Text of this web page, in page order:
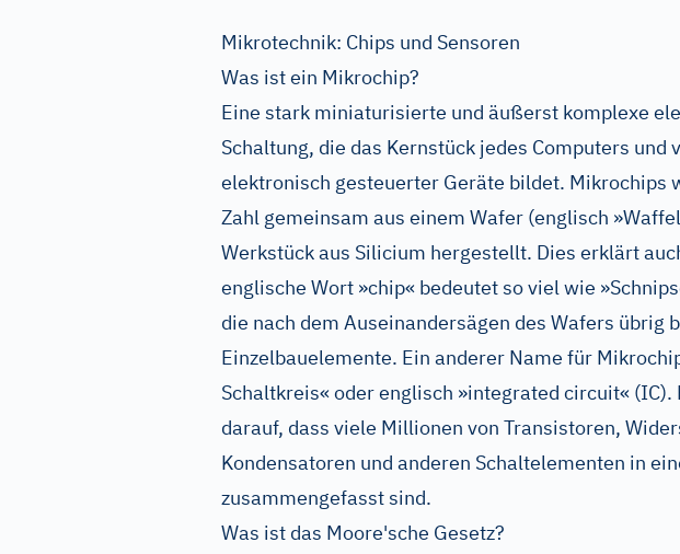
Mikrotechnik: Chips und Sensoren
Was ist ein Mikrochip?
Eine stark miniaturisierte und äußerst komplexe
Schaltung, die das Kernstück jedes Computers und
elektronisch gesteuerter Geräte bildet. Mikrochips
Zahl gemeinsam aus einem Wafer (englisch
Werkstück aus Silicium hergestellt. Dies erklärt
englische Wort »chip« bedeutet so viel wie
die nach dem Auseinandersägen des Wafers übrig
Einzelbauelemente. Ein anderer Name für
Schaltkreis« oder englisch »integrated circuit« (IC).
darauf, dass viele Millionen von Transistoren,
Kondensatoren und anderen Schaltelementen in
zusammengefasst sind.
Was ist das Moore'sche Gesetz?